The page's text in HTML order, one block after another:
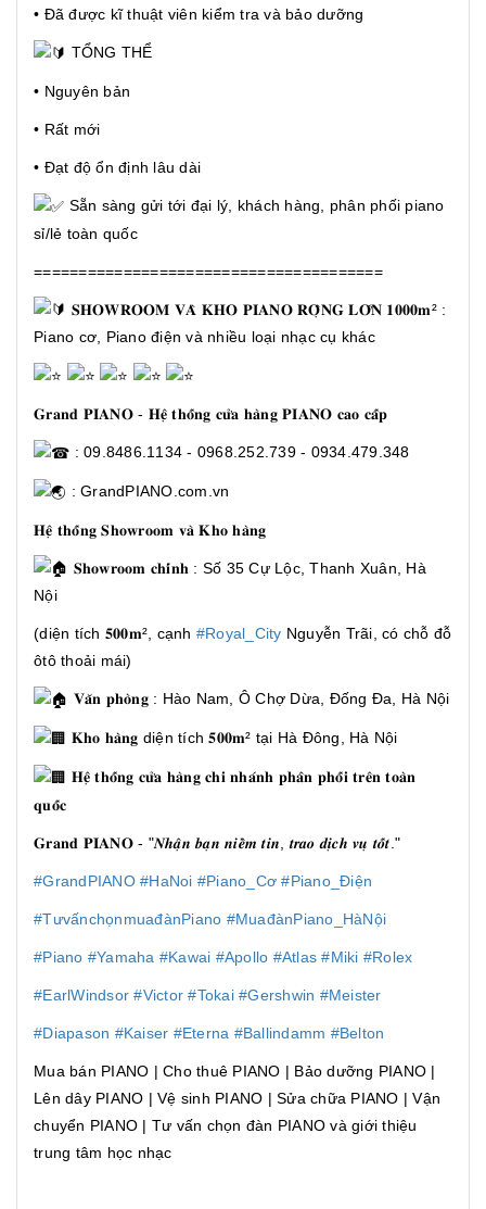
• Đã được kĩ thuật viên kiểm tra và bảo dưỡng
TỔNG THỂ
• Nguyên bản
• Rất mới
• Đạt độ ổn định lâu dài
Sẵn sàng gửi tới đại lý, khách hàng, phân phối piano
sỉ/lẻ toàn quốc
=======================================
𝐒𝐇𝐎𝐖𝐑𝐎𝐎𝐌 𝐕𝐀̀ 𝐊𝐇𝐎 𝐏𝐈𝐀𝐍𝐎 𝐑𝐎̣̂𝐍𝐆 𝐋𝐎̛́𝐍 𝟏𝟎𝟎𝟎𝐦² :
Piano cơ, Piano điện và nhiều loại nhạc cụ khác
𝐆𝐫𝐚𝐧𝐝 𝐏𝐈𝐀𝐍𝐎 - 𝐇𝐞̣̂ 𝐭𝐡𝐨̂́𝐧𝐠 𝐜𝐮̛̉𝐚 𝐡𝐚̀𝐧𝐠 𝐏𝐈𝐀𝐍𝐎 𝐜𝐚𝐨 𝐜𝐚̂́𝐩
: 09.8486.1134 - 0968.252.739 - 0934.479.348
: GrandPIANO.com.vn
𝐇𝐞̣̂ 𝐭𝐡𝐨̂́𝐧𝐠 𝐒𝐡𝐨𝐰𝐫𝐨𝐨𝐦 𝐯𝐚̀ 𝐊𝐡𝐨 𝐡𝐚̀𝐧𝐠
𝐒𝐡𝐨𝐰𝐫𝐨𝐨𝐦 𝐜𝐡𝐢́𝐧𝐡 : Số 35 Cự Lộc, Thanh Xuân, Hà
Nội
(diện tích 𝟓𝟎𝟎𝐦², cạnh #Royal_City Nguyễn Trãi, có chỗ đỗ
ôtô thoải mái)
𝐕𝐚̆𝐧 𝐩𝐡𝐨̀𝐧𝐠 : Hào Nam, Ô Chợ Dừa, Đống Đa, Hà Nội
𝐊𝐡𝐨 𝐡𝐚̀𝐧𝐠 diện tích 𝟓𝟎𝟎𝐦² tại Hà Đông, Hà Nội
𝐇𝐞̣̂ 𝐭𝐡𝐨̂́𝐧𝐠 𝐜𝐮̛̉𝐚 𝐡𝐚̀𝐧𝐠 𝐜𝐡𝐢 𝐧𝐡𝐚́𝐧𝐡 𝐩𝐡𝐚̂𝐧 𝐩𝐡𝐨̂́𝐢 𝐭𝐫𝐞̂𝐧 𝐭𝐨𝐚̀𝐧
𝐪𝐮𝐨̂́𝐜
𝐆𝐫𝐚𝐧𝐝 𝐏𝐈𝐀𝐍𝐎 - "𝑵𝒉𝒂̣̂𝒏 𝒃𝒂̣𝒏 𝒏𝒊𝒆̂̀𝒎 𝒕𝒊𝒏, 𝒕𝒓𝒂𝒐 𝒅𝒊̣𝒄𝒉 𝒗𝒖̣ 𝒕𝒐̂́𝒕."
#GrandPIANO #HaNoi #Piano_Cơ #Piano_Điện
#TưvấnchọnmuađànPiano #MuađànPiano_HàNội
#Piano #Yamaha #Kawai #Apollo #Atlas #Miki #Rolex
#EarlWindsor #Victor #Tokai #Gershwin #Meister
#Diapason #Kaiser #Eterna #Ballindamm #Belton
Mua bán PIANO | Cho thuê PIANO | Bảo dưỡng PIANO |
Lên dây PIANO | Vệ sinh PIANO | Sửa chữa PIANO | Vận
chuyển PIANO | Tư vấn chọn đàn PIANO và giới thiệu
trung tâm học nhạc